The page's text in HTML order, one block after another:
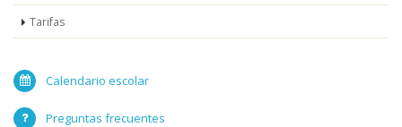
Tarifas
Calendario escolar
Preguntas frecuentes